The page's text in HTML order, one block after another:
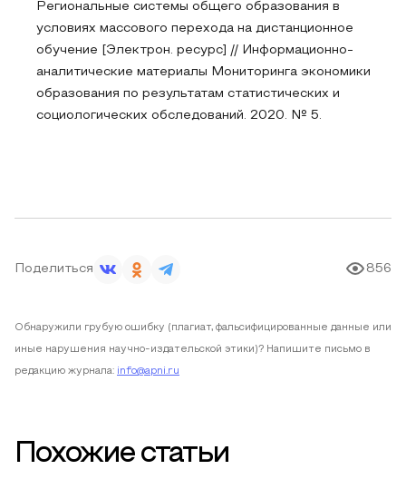
Региональные системы общего образования в
условиях массового перехода на дистанционное
обучение [Электрон. ресурс] // Информационно-
аналитические материалы Мониторинга экономики
образования по результатам статистических и
социологических обследований. 2020. № 5.
Поделиться 856
Обнаружили грубую ошибку (плагиат, фальсифицированные данные или
иные нарушения научно-издательской этики)? Напишите письмо в
редакцию журнала: info@apni.ru
Похожие статьи